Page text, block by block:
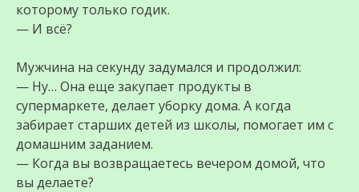
которому только годик.
— И всё?
Мужчина на секунду задумался и продолжил:
— Ну… Она еще закупает продукты в
супермаркете, делает уборку дома. А когда
забирает старших детей из школы, помогает им с
домашним заданием.
— Когда вы возвращаетесь вечером домой, что
вы делаете?